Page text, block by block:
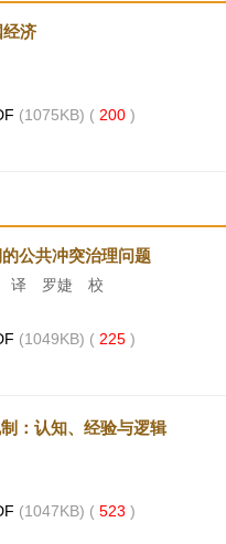
经济
(1075KB) ( 200 )
公共冲突治理问题
译 罗婕 校
(1049KB) ( 225 )
：认知、经验与逻辑
(1047KB) ( 523 )